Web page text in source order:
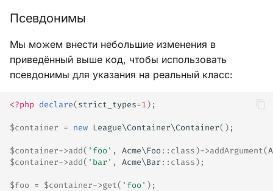
Псевдонимы
Мы можем внести небольшие изменения в
приведённый выше код, чтобы использовать
псевдонимы для указания на реальный класс:
<?php declare(strict_types=1);
$container = new League\Container\Container();
$container->add( 'foo' , Acme\Foo:: class)->addArgument(
$container->add( 'bar' , Acme\Bar:: class);
$foo = $container->get( 'foo' );